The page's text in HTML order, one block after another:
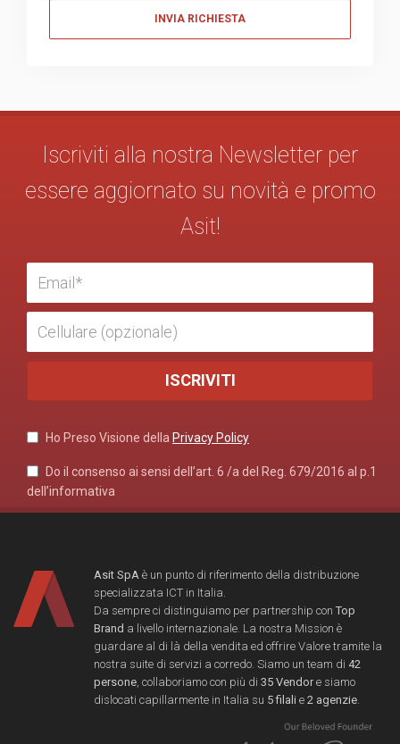
Iscriviti alla nostra Newsletter per
essere aggiornato su novità e promo
Asit!
Ho Preso Visione della Privacy Policy
Do il consenso ai sensi dell’art. 6 /a del Reg. 679/2016 al p.1
dell’informativa
Asit SpA è un punto di riferimento della distribuzione
specializzata ICT in Italia.
Da sempre ci distinguiamo per partnership con Top
Brand a livello internazionale. La nostra Mission è
guardare al di là della vendita ed offrire Valore tramite la
nostra suite di servizi a corredo. Siamo un team di 42
persone , collaboriamo con più di 35 Vendore siamo
dislocati capillarmente in Italia su 5 filali e 2 agenzie